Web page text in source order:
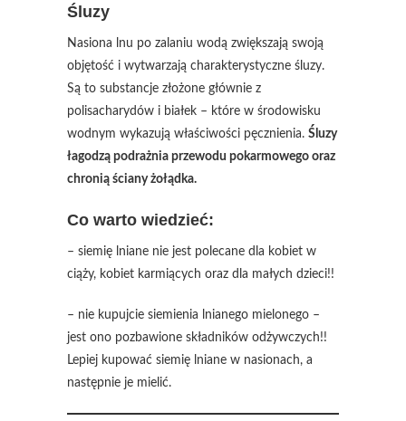
Śluzy
Nasiona lnu po zalaniu wodą zwiększają swoją
objętość i wytwarzają charakterystyczne śluzy.
Są to substancje złożone głównie z
polisacharydów i białek – które w środowisku
wodnym wykazują właściwości pęcznienia. Śluzy
łagodzą podrażnia przewodu pokarmowego oraz
chronią ściany żołądka.
Co warto wiedzieć:
– siemię lniane nie jest polecane dla kobiet w
ciąży, kobiet karmiących oraz dla małych dzieci!!
– nie kupujcie siemienia lnianego mielonego –
jest ono pozbawione składników odżywczych!!
Lepiej kupować siemię lniane w nasionach, a
następnie je mielić.